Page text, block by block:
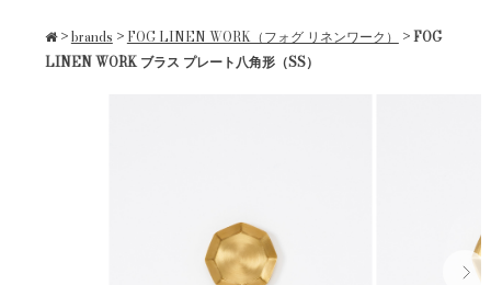
>brands > FOG LINEN WORK（フォグ リネンワーク） > FOG
LINEN WORK ブラス プレート八角形（SS）